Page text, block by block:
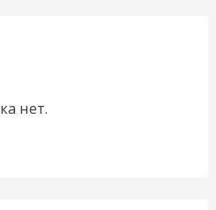
нет.